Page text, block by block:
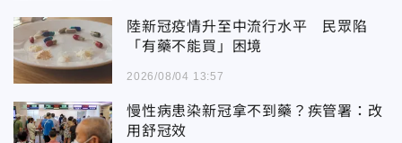
陸新冠疫情升至中流行水平 民眾陷
「有藥不能買」困境
2026/08/04 13:57
慢性病患染新冠拿不到藥？疾管署：改
用舒冠效